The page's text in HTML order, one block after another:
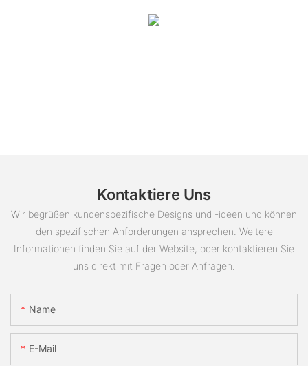
Kontaktiere Uns
Wir begrüßen kundenspezifische Designs und -ideen und können
den spezifischen Anforderungen ansprechen. Weitere
Informationen finden Sie auf der Website, oder kontaktieren Sie
uns direkt mit Fragen oder Anfragen.
Name
E-Mail